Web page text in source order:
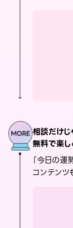
相談だけじ
無料で楽
「今日の運
コンテンツ